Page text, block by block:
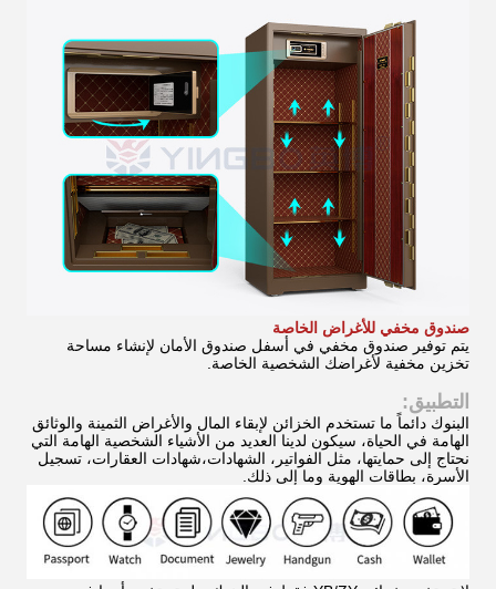
صندوق مخفي للأغراض الخاصة
يتم توفير صندوق مخفي في أسفل صندوق الأمان لإنشاء مساحة
تخزين مخفية لأغراضك الشخصية الخاصة.
التطبيق:
البنوك دائماً ما تستخدم الخزائن لإبقاء المال والأغراض الثمينة والوثائق
الهامة في الحياة، سيكون لدينا العديد من الأشياء الشخصية الهامة التي
نحتاج إلى حمايتها، مثل الفواتير، الشهادات،شهادات العقارات، تسجيل
الأسرة، بطاقات الهوية وما إلى ذلك.